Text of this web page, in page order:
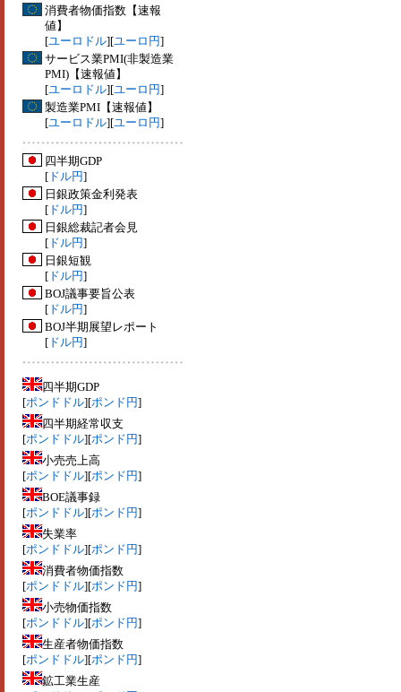
消費者物価指数【速報
値】
[ユーロドル][ユーロ円]
サービス業PMI(非製造業
PMI)【速報値】
[ユーロドル][ユーロ円]
製造業PMI【速報値】
[ユーロドル][ユーロ円]
四半期GDP
[ ドル円]
日銀政策金利発表
[ ドル円]
日銀総裁記者会見
[ ドル円]
日銀短観
[ ドル円]
BOJ議事要旨公表
[ ドル円]
BOJ半期展望レポート
[ ドル円]
四半期GDP
[ポンドドル][ポンド円]
四半期経常収支
[ポンドドル][ポンド円]
小売売上高
[ポンドドル][ポンド円]
BOE議事録
[ポンドドル][ポンド円]
失業率
[ポンドドル][ポンド円]
消費者物価指数
[ポンドドル][ポンド円]
小売物価指数
[ポンドドル][ポンド円]
生産者物価指数
[ポンドドル][ポンド円]
鉱工業生産